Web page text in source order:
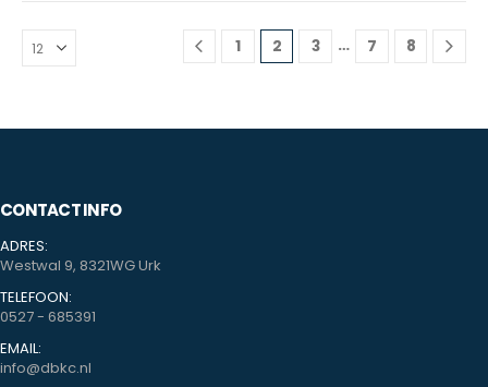
1 2 3 … 7 8
CONTACT INFO
ADRES:
Westwal 9, 8321WG Urk
TELEFOON:
0527 - 685391
EMAIL:
info@dbkc.nl